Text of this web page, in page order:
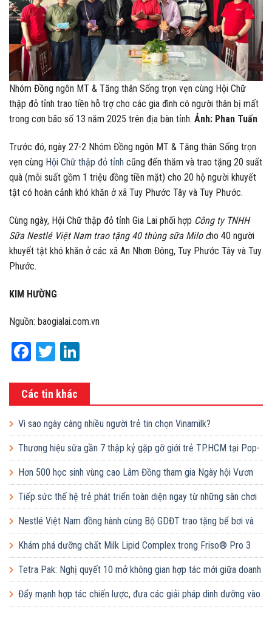
Nhóm Đồng ngôn MT & Tăng thân Sống trọn vẹn cùng Hội Chữ
thập đỏ tỉnh trao tiền hỗ trợ cho các gia đình có người thân bị mất
trong cơn bão số 13 năm 2025 trên địa bàn tỉnh. Ảnh: Phan Tuấn
Trước đó, ngày 27-2 Nhóm Đồng ngôn MT & Tăng thân Sống trọn
vẹn cùng Hội Chữ thập đỏ tỉnh cũng đến thăm và trao tặng 20 suất
quà (mỗi suất gồm 1 triệu đồng tiền mặt) cho 20 hộ người khuyết
tật có hoàn cảnh khó khăn ở xã Tuy Phước Tây và Tuy Phước.
Cùng ngày, Hội Chữ thập đỏ tỉnh Gia Lai phối hợp Công ty TNHH
Sữa Nestlé Việt Nam trao tặng 40 thùng sữa Milo cho 40 người
khuyết tật khó khăn ở các xã An Nhơn Đông, Tuy Phước Tây và Tuy
Phước.
KIM HƯỜNG
Nguồn: baogialai.com.vn
Facebook
Twitter
Các tin khác
Vì sao ngày càng nhiều người trẻ tin chọn Vinamilk?
Thương hiệu sữa gần 7 thập kỷ gặp gỡ giới trẻ TP.HCM tại Pop-
up ‘Thưởng vị hè’
Hơn 500 học sinh vùng cao Lâm Đồng tham gia Ngày hội Vươn
cao Việt Nam
Tiếp sức thế hệ trẻ phát triển toàn diện ngay từ những sân chơi
học đường
Nestlé Việt Nam đồng hành cùng Bộ GDĐT trao tặng bể bơi và
lớp dạy bơi mô hình điểm cho học sinh tại tỉnh Bắc Ninh
Khám phá dưỡng chất Milk Lipid Complex trong Friso® Pro 3
Tetra Pak: Nghị quyết 10 mở không gian hợp tác mới giữa doanh
nghiệp FDI và doanh nghiệp Việt
Đẩy mạnh hợp tác chiến lược, đưa các giải pháp dinh dưỡng vào